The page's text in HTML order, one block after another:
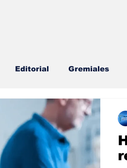
Editorial Gremiales
Agenda
Endocrinología